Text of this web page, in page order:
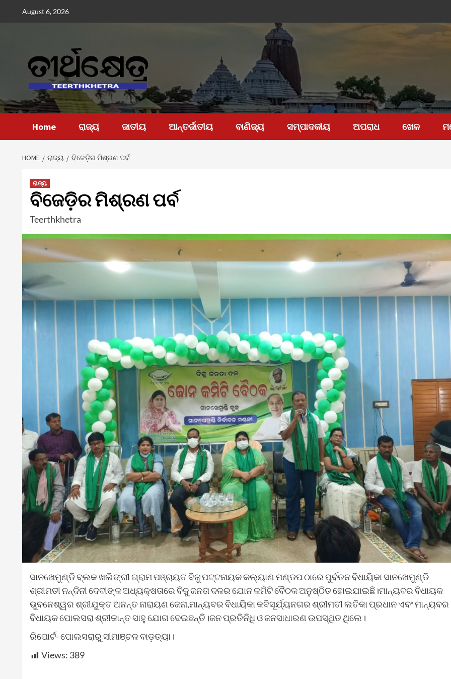
August 6, 2026
Home ରାଜ୍ୟ ଜାତୀୟ ଆନ୍ତର୍ଜାତୀୟ ବାଣିଜ୍ୟ ସମ୍ପାଦକୀୟ ଅପରାଧ ଖେଳ
HOME ରାଜ୍ୟ ବିଜେଡ଼ିର ମିଶ୍ରଣ ପର୍ବ
ରାଜ୍ୟ
ବିଜେଡ଼ିର ମିଶ୍ରଣ ପର୍ବ
Teerthkhetra
ସାନଖେମୁଣ୍ଡି ବ୍ଲକ ଖଲିଙ୍ଗୀ ଗ୍ରାମ ପଞ୍ଚାୟତ ବିଜୁ ପଟ୍ଟନାୟକ କଲ୍ୟାଣ ମଣ୍ଡପ ଠାରେ ପୁର୍ବତନ ବିଧାୟିକା ସାନଖେମୁଣ୍ଡି
ଶ୍ରୀମତୀ ନନ୍ଦିନୀ ଦେବୀଙ୍କ ଅଧ୍ୟକ୍ଷତାରେ ବିଜୁ ଜନତା ଦଳର ଯୋନ କମିଟି ବୈଠକ ଅନୁଷ୍ଠିତ ହୋଇଯାଇଛି।ମାନ୍ୟବର ବିଧାୟକ
ଭୁବନେଶ୍ୱର ଶ୍ରୀଯୁକ୍ତ ଅନନ୍ତ ନାରାୟଣ ଜେନା,ମାନ୍ୟବର ବିଧାୟିକା କବିସୂର୍ଯ୍ୟନଗର ଶ୍ରୀମତୀ ଲତିକା ପ୍ରଧାନ ଏବଂ ମାନ୍ୟବର
ବିଧାୟକ ପୋଲସରା ଶ୍ରୀକାନ୍ତ ସାହୁ ଯୋଗ ଦେଇଛନ୍ତି।ଜନ ପ୍ରତିନିଧି ଓ ଜନସାଧାରଣ ଉପସ୍ଥିତ ଥିଲେ।
ରିପୋର୍ଟ- ପୋଲସରାରୁ ସୀମାଞ୍ଚଳ ବାଡ଼ତ୍ୟା।
Views: 389